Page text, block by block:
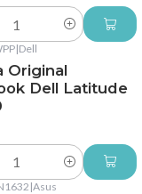
|Dell
Original
Dell Latitude
|Asus